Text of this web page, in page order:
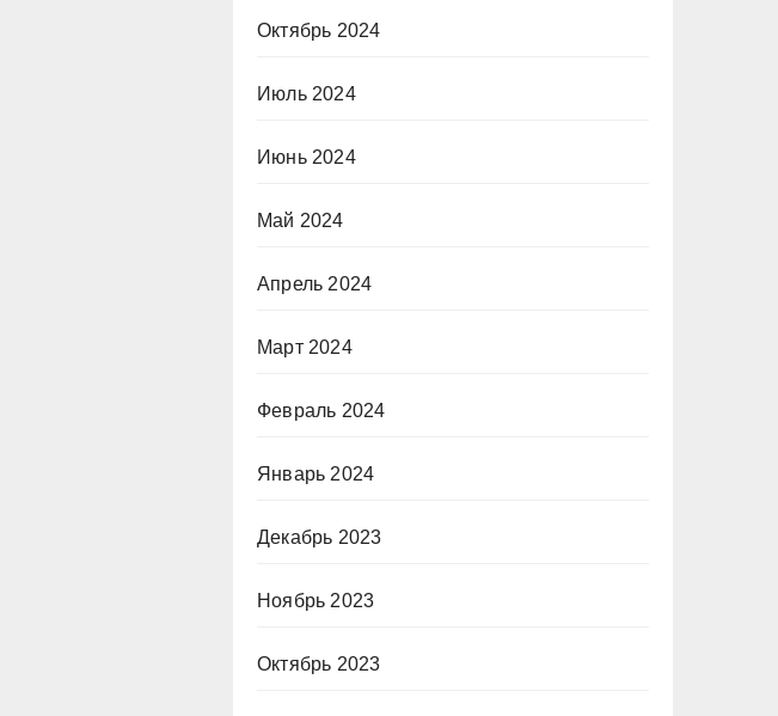
Октябрь 2024
Июль 2024
Июнь 2024
Май 2024
Апрель 2024
Март 2024
Февраль 2024
Январь 2024
Декабрь 2023
Ноябрь 2023
Октябрь 2023